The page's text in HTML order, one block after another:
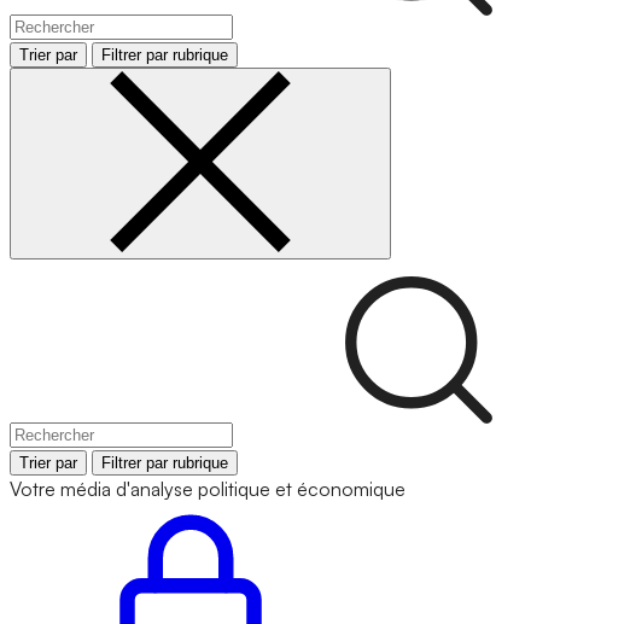
Trier par Filtrer par rubrique
Trier par Filtrer par rubrique
Votre média d'analyse politique et économique